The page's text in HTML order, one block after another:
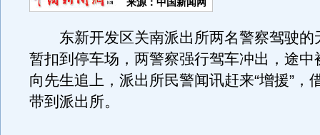
东新开发区关南派出所两名警察驾驶的
暂扣到停车场，两警察强行驾车冲出，途中
向先生追上，派出所民警闻讯赶来“增援”，
带到派出所。